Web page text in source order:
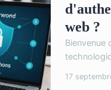
web ?
Bienvenue
17